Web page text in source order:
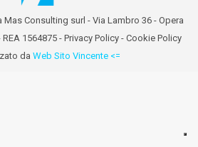
Consulting surl - Via Lambro 36 - Opera
REA 1564875 - Privacy Policy - Cookie Policy
da Web Sito Vincente <=